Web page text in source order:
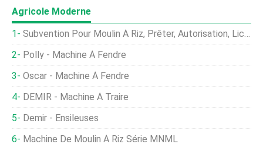
Agricole Moderne
Subvention Pour Moulin À Riz, Prêter, Autorisation, Licence, Schémas
Polly - Machine À Fendre
Oscar - Machine À Fendre
DEMIR - Machine À Traire
Demir - Ensileuses
Machine De Moulin À Riz Série MNML